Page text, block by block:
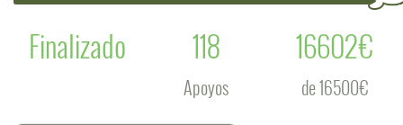
Finalizado
118
Apoyos
16602€
de 16500€